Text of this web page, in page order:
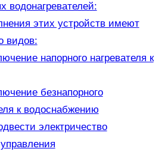
водонагревателей:
этих устройств имеют
видов:
напорного нагревателя к
безнапорного
к водоснабжению
электричество